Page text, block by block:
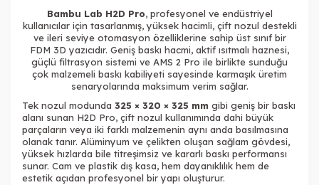
Bambu Lab H2D Pro, profesyonel ve endüstriyel
kullanıcılar için tasarlanmış, yüksek hacimli, çift nozul destekli
ve ileri seviye otomasyon özelliklerine sahip üst sınıf bir
FDM 3D yazıcıdır. Geniş baskı hacmi, aktif ısıtmalı haznesi,
güçlü filtrasyon sistemi ve AMS 2 Pro ile birlikte sunduğu
çok malzemeli baskı kabiliyeti sayesinde karmaşık üretim
senaryolarında maksimum verim sağlar.
Tek nozul modunda 325 × 320 × 325 mm gibi geniş bir baskı
alanı sunan H2D Pro, çift nozul kullanımında dahi büyük
parçaların veya iki farklı malzemenin aynı anda basılmasına
olanak tanır. Alüminyum ve çelikten oluşan sağlam gövdesi,
yüksek hızlarda bile titreşimsiz ve kararlı baskı performansı
sunar. Cam ve plastik dış kasa, hem dayanıklılık hem de
estetik açıdan profesyonel bir yapı oluşturur.